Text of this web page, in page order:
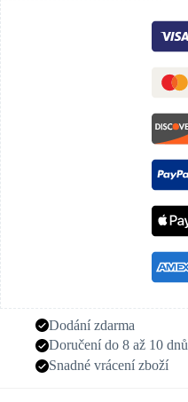
Dodání zdarma
Doručení do 8 až 10 dnů
Snadné vrácení zboží